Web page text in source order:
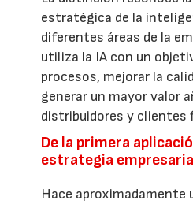
estratégica de la
diferentes áreas de la
utiliza la IA con un
procesos, mejorar la
generar un mayor valor
distribuidores y clientes
De la primera
estrategia
Hace aproximadamente